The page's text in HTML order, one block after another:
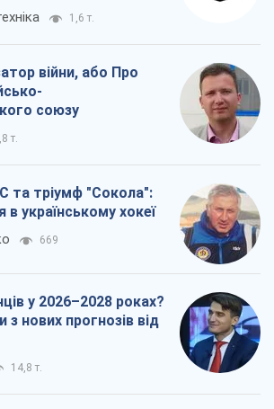
1,6 т.
війни, або Про
союзу
т.
та тріумф "Сокола":
українському хокеї
669
у 2026–2028 роках?
з нових прогнозів від
14,8 т.